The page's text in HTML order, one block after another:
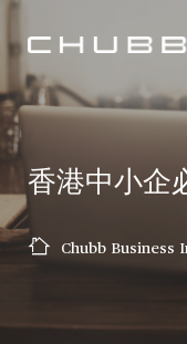
香港中小企
Chubb Business